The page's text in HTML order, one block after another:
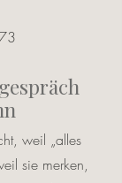
weil „alles
sie merken,